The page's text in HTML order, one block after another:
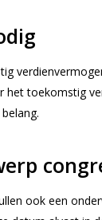
het toekomstig
ook een